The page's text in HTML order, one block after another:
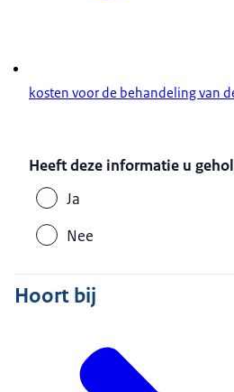
kosten voor de behandeling van
Heeft deze informatie u
Ja
Nee
Hoort bij